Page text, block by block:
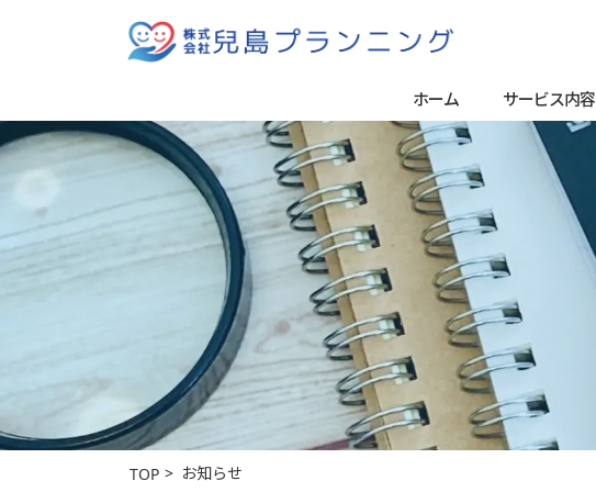
ホーム サービス内容
TOP お知らせ